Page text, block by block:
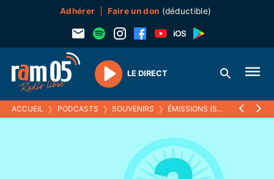
Adhérer Faire un don (déductible)
Play
LE DIRECT
ACCUEIL ❯ PODCASTS ❯ SOUVENIRS ❯ ÉMISSIONS (SOUVENIRS) ❯